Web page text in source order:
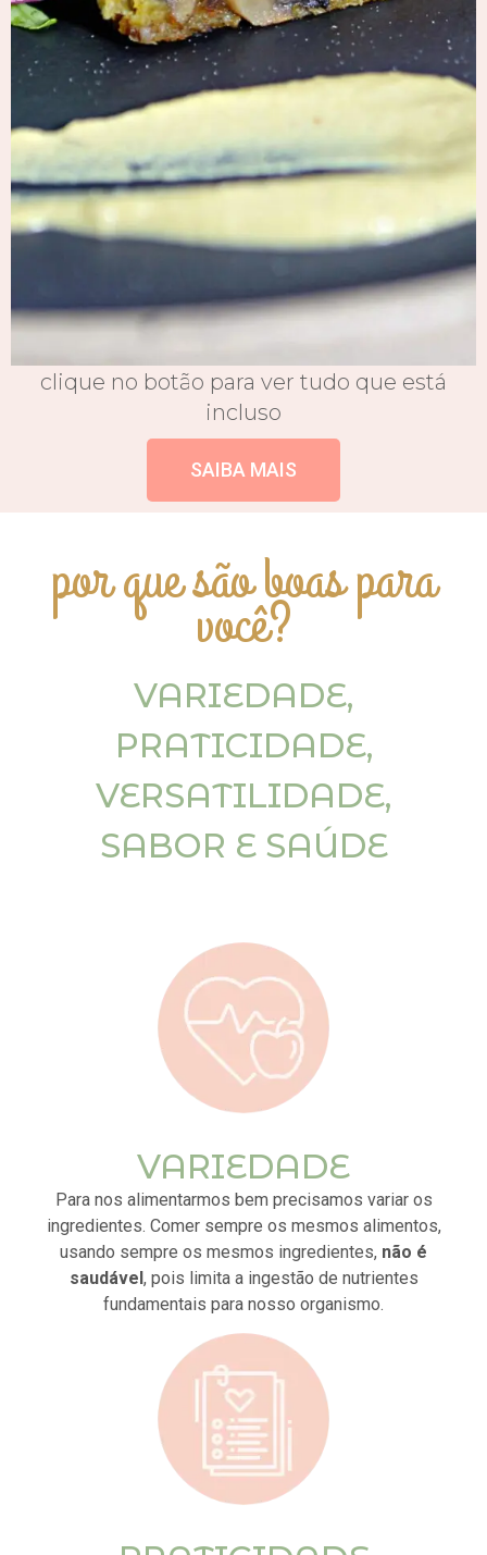
clique no botão para ver tudo que está
incluso
SAIBA MAIS
por que são boas para
você?
VARIEDADE,
PRATICIDADE,
VERSATILIDADE,
SABOR E SAÚDE
VARIEDADE
Para nos alimentarmos bem precisamos variar os
ingredientes. Comer sempre os mesmos alimentos,
usando sempre os mesmos ingredientes, não é
saudável , pois limita a ingestão de nutrientes
fundamentais para nosso organismo.